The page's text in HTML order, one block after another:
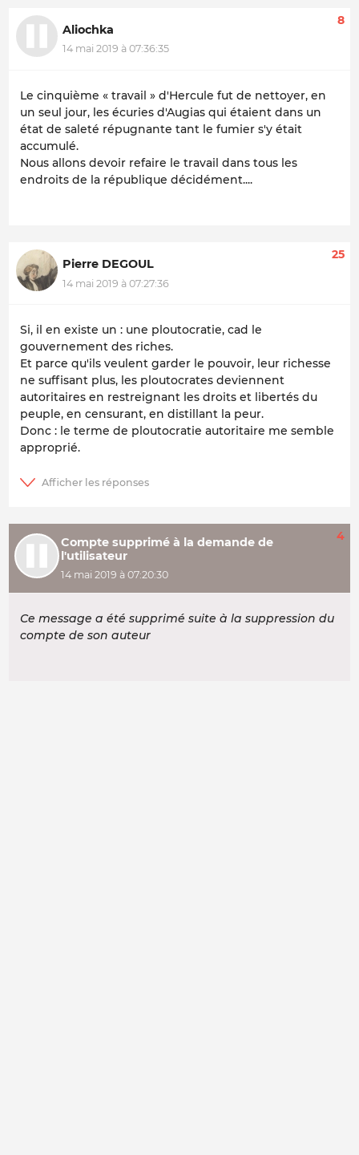
Aliochka
14 mai 2019 à 07:36:35
8
Le cinquième « travail » d'Hercule fut de nettoyer, en
un seul jour, les écuries d'Augias qui étaient dans un
état de saleté répugnante tant le fumier s'y était
accumulé.
Nous allons devoir refaire le travail dans tous les
endroits de la république décidément....
Pierre DEGOUL
14 mai 2019 à 07:27:36
25
Si, il en existe un : une ploutocratie, cad le
gouvernement des riches.
Et parce qu'ils veulent garder le pouvoir, leur richesse
ne suffisant plus, les ploutocrates deviennent
autoritaires en restreignant les droits et libertés du
peuple, en censurant, en distillant la peur.
Donc : le terme de ploutocratie autoritaire me semble
approprié.
Compte supprimé à la demande de
l'utilisateur
14 mai 2019 à 07:20:30
4
Ce message a été supprimé suite à la suppression du
compte de son auteur